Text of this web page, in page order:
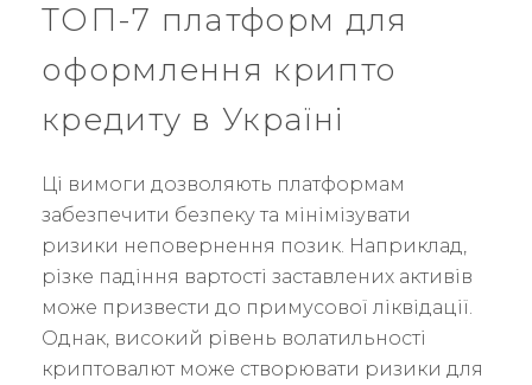
ТОП-7 платформ для
оформлення крипто
кредиту в Україні
Ці вимоги дозволяють платформам
забезпечити безпеку та мінімізувати
ризики неповернення позик. Наприклад,
різке падіння вартості заставлених активів
може призвести до примусової ліквідації.
Однак, високий рівень волатильності
криптовалют може створювати ризики для